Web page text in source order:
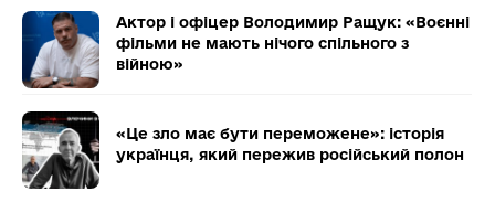
Актор і офіцер Володимир Ращук: «Воєнні
фільми не мають нічого спільного з
війною»
«Це зло має бути переможене»: історія
українця, який пережив російський полон